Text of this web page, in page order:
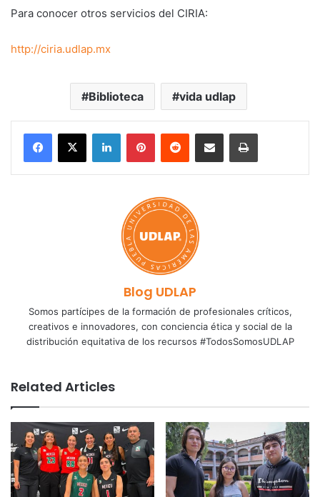
Para conocer otros servicios del CIRIA:
http://ciria.udlap.mx
Biblioteca vida udlap
LinkedInPinterestReddit Share via Email Print
Blog UDLAP
Somos partícipes de la formación de profesionales críticos,
creativos e innovadores, con conciencia ética y social de la
distribución equitativa de los recursos #TodosSomosUDLAP
Related Articles